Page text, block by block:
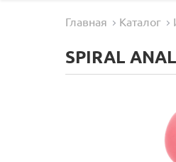
Главная Каталог
SPIRAL